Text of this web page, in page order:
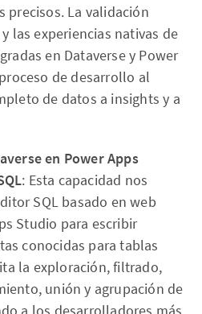
precisos. La validación
las experiencias nativas de
en Dataverse y Power
de desarrollo al
de datos a insights y a
en Power Apps
: Esta capacidad nos
SQL basado en web
Studio para escribir
conocidas para tablas
la exploración, filtrado,
unión y agrupación de